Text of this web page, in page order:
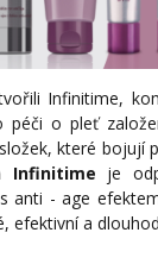
Infinitime,
péči o pleť
které bojují
Infinitime je
anti - age
efektivní a